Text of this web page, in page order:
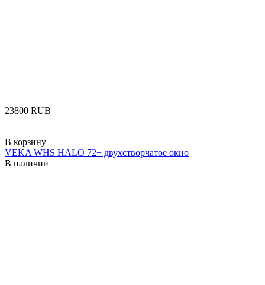
‍23800‍ RUB
В корзину
VEKA WHS HALO 72+ двухстворчатое окно
В наличии